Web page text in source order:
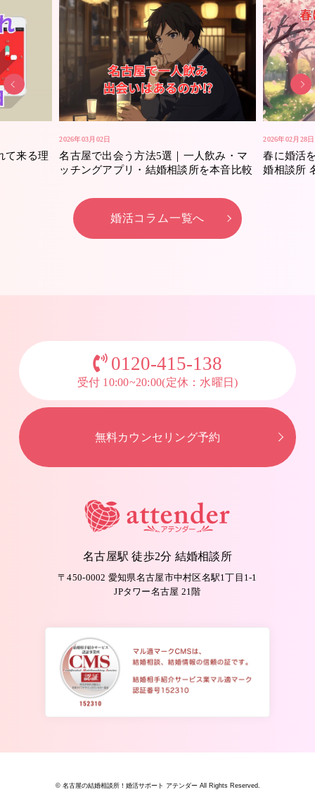
て来る理
2026年03月02日
名古屋で出会う方法5選｜一人飲み・マ
ッチングアプリ・結婚相談所を本音比較
2026年02月28日
春に婚活
婚相談所
婚活コラム一覧へ
0120-415-138
受付 10:00~20:00(定休：水曜日)
無料カウンセリング予約
名古屋駅 徒歩2分 結婚相談所
〒450-0002 愛知県名古屋市中村区名駅1丁目1-1
JPタワー名古屋 21階
© 名古屋の結婚相談所！婚活サポート アテンダー All Rights Reserved.